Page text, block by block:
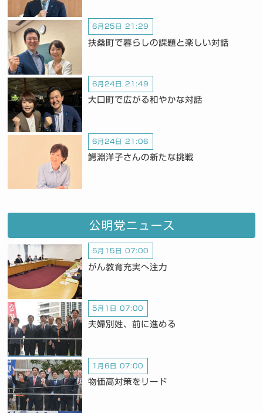
6月25日 21:29
扶桑町で暮らしの課題と楽しい対話
6月24日 21:49
大口町で広がる和やかな対話
6月24日 21:06
鰐淵洋子さんの新たな挑戦
公明党ニュース
5月15日 07:00
がん教育充実へ注力
5月1日 07:00
夫婦別姓、前に進める
1月6日 07:00
物価高対策をリード